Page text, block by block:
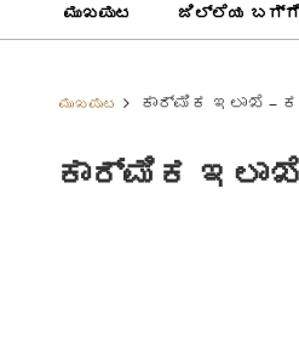
ಮುಖಪುಟ ಜಿಲ್ಲೆಯ ಬಗ್ಗೆ
ಮುಖಪುಟ ಕಾರ್ಮಿಕ ಇಲಾಖೆ –
ಕಾರ್ಮಿಕ